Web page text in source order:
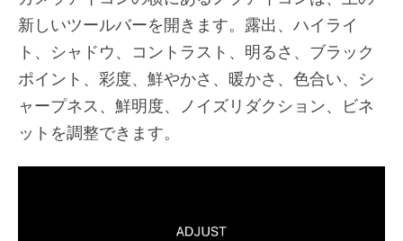
新しいツールバーを開きます。露出、ハイライ
ト、シャドウ、コントラスト、明るさ、ブラック
ポイント、彩度、鮮やかさ、暖かさ、色合い、シ
ャープネス、鮮明度、ノイズリダクション、ビネ
ットを調整できます。